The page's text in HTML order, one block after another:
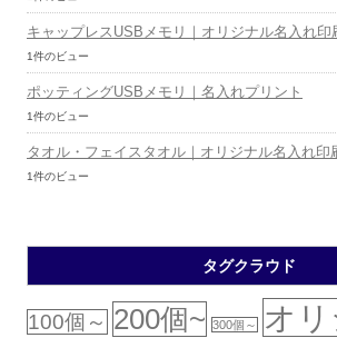
キャップレスUSBメモリ｜オリジナル名入れ印
1件のビュー
ポッティングUSBメモリ｜名入れプリント
1件のビュー
タオル・フェイスタオル｜オリジナル名入れ印
1件のビュー
タグクラウド
100個～ 200個~ 300個～
オ